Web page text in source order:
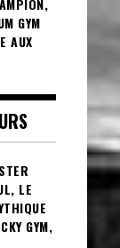
GYM
AUX
LE
GYM,